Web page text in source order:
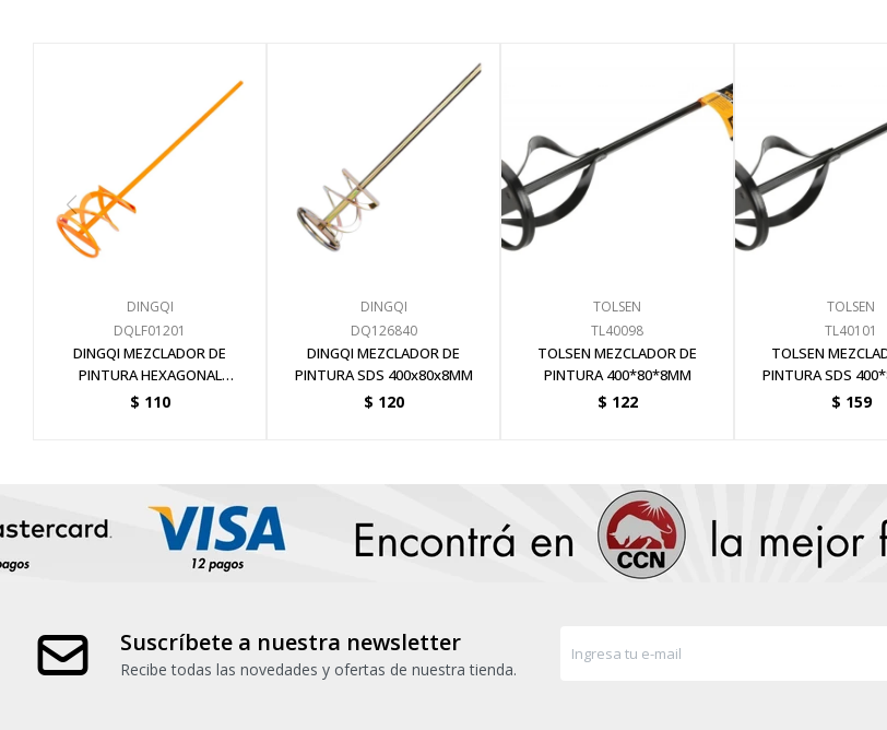
DINGQI
DQLF01201
DINGQI MEZCLADOR DE
PINTURA HEXAGONAL
400x80x8MM
$ 110
DINGQI
DQ126840
DINGQI MEZCLADOR DE
PINTURA SDS 400x80x8MM
$ 120
TOLSEN
TL40098
TOLSEN MEZCLADOR DE
PINTURA 400*80*8MM
$ 122
TOLSEN
TL40101
TOLSEN
PINTURA SDS
$ 159
Suscríbete a nuestra newsletter
Recibe todas las novedades y ofertas de nuestra tienda.